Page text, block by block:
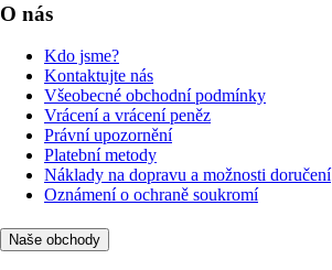
O nás
Kdo jsme?
Kontaktujte nás
Všeobecné obchodní podmínky
Vrácení a vrácení peněz
Právní upozornění
Platební metody
Náklady na dopravu a možnosti doručení
Oznámení o ochraně soukromí
Naše obchody